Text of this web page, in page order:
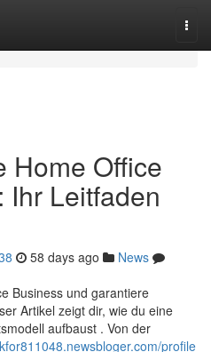
Home Office
Ihr Leitfaden
58 days ago
News
Business und garantiere
Artikel zeigt dir, wie du eine
aufbaust . Von der
profile